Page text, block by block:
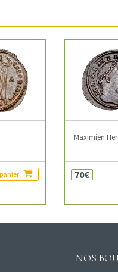
Maximien
70€
NOS